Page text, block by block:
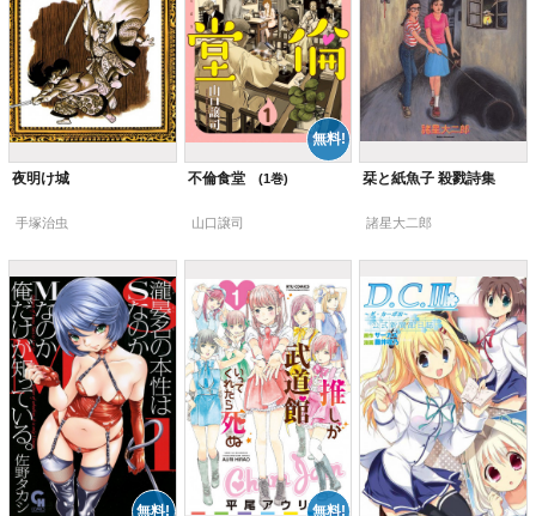
夜明け城
手塚治虫
不倫食堂 1
山口譲司
栞と紙魚子 殺戮詩集
諸星大二郎